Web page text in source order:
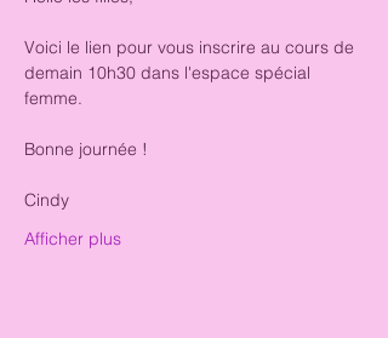
Voici le lien pour vous inscrire au cours de
demain 10h30 dans l'espace spécial
femme.
Bonne journée !
Cindy
Afficher plus